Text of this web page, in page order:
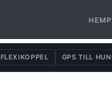
HEM
FLEXIKOPPEL GPS TILL